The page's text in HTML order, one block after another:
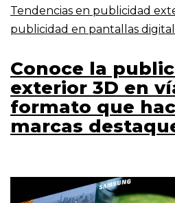
Tendencias en publicidad
publicidad en pantallas
Conoce la
exterior 3D en
formato que
marcas